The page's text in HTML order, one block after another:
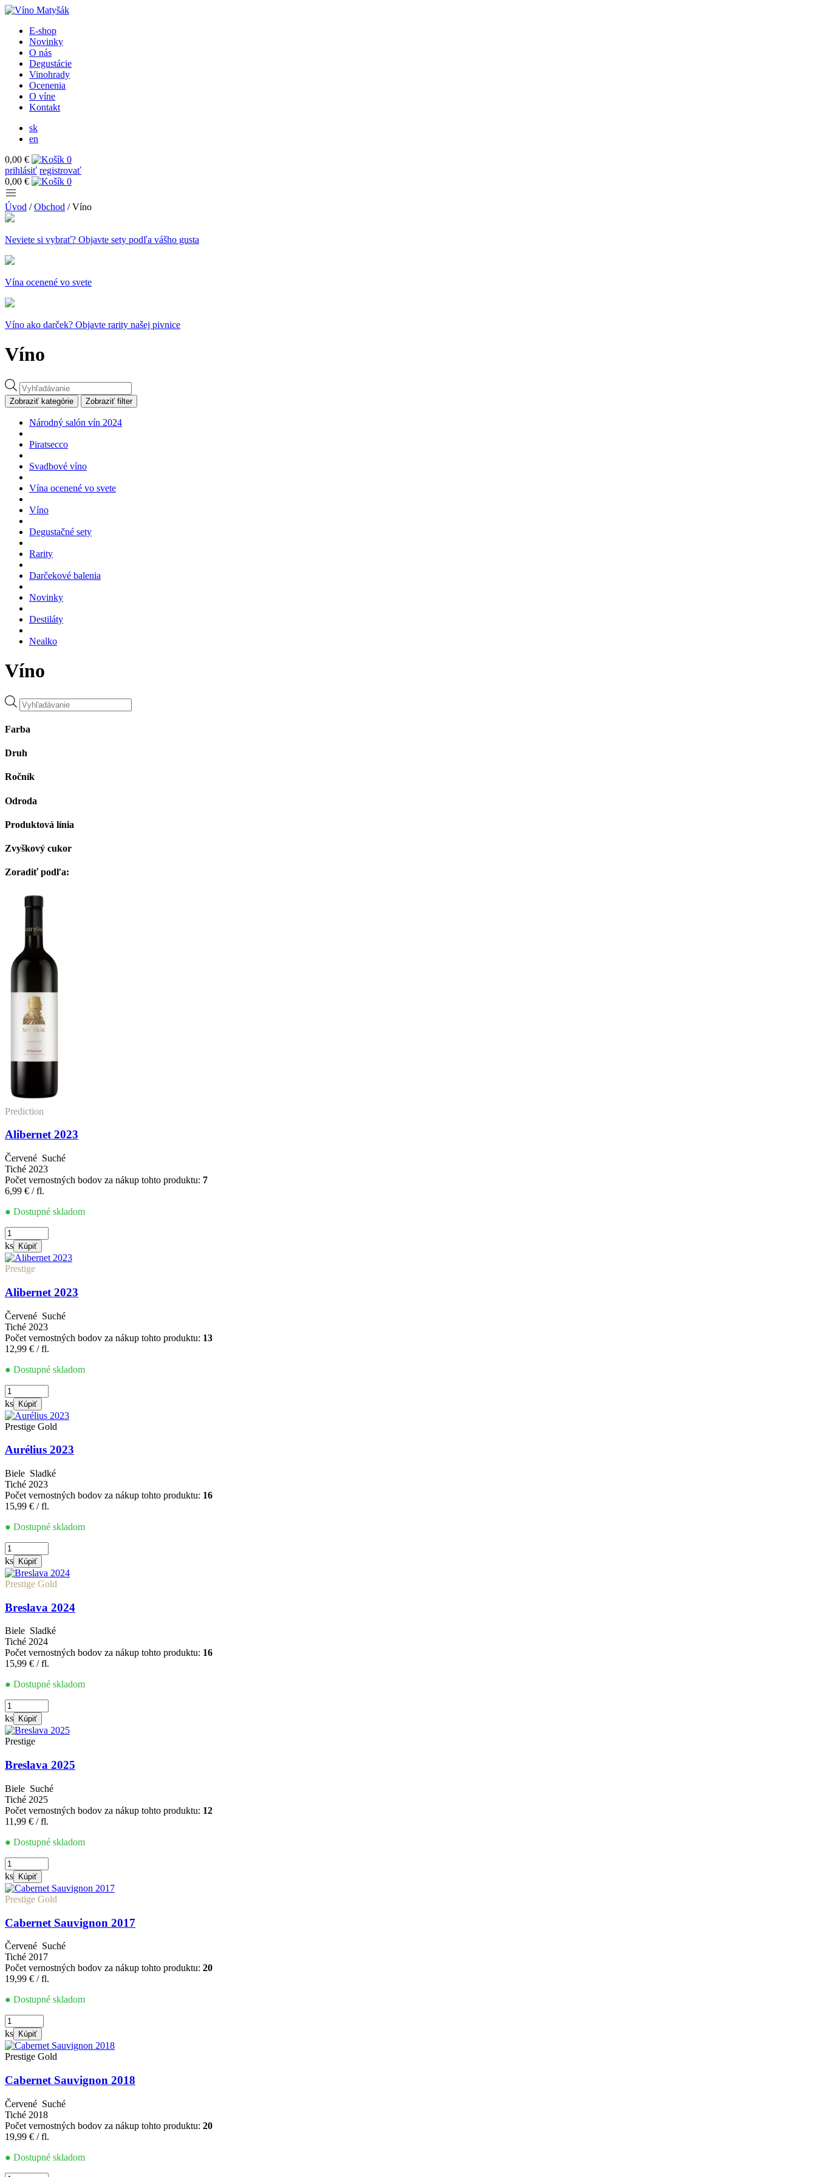
E-shop
Novinky
O nás
Degustácie
Vinohrady
Ocenenia
O víne
Kontakt
sk
en
0,00 €
0
prihlásiť registrovať
0,00 €
0
Úvod /Obchod /Víno
Neviete si vybrať? Objavte sety podľa vášho gusta
Vína ocenené vo svete
Víno ako darček? Objavte rarity našej pivnice
Víno
Products
search
Zobraziť kategórie Zobraziť filter
Národný salón vín 2024
Piratsecco
Svadbové víno
Vína ocenené vo svete
Víno
Degustačné sety
Rarity
Darčekové balenia
Novinky
Destiláty
Nealko
Víno
Products
search
Farba
Druh
Ročník
Odroda
Produktová línia
Zvyškový cukor
Zoradiť podľa:
Prediction
Alibernet 2023
Červené Suché
Tiché 2023
Počet vernostných bodov za nákup tohto produktu: 7
6,99 € / fl.
● Dostupné skladom
množstvo
Alibernet
2023
ks Kúpiť
Prestige
Alibernet 2023
Červené Suché
Tiché 2023
Počet vernostných bodov za nákup tohto produktu: 13
12,99 € / fl.
● Dostupné skladom
množstvo
Alibernet
2023
ks Kúpiť
Prestige Gold
Aurélius 2023
Biele Sladké
Tiché 2023
Počet vernostných bodov za nákup tohto produktu: 16
15,99 € / fl.
● Dostupné skladom
množstvo
Aurélius
2023
ks Kúpiť
Prestige Gold
Breslava 2024
Biele Sladké
Tiché 2024
Počet vernostných bodov za nákup tohto produktu: 16
15,99 € / fl.
● Dostupné skladom
množstvo
Breslava
2024
ks Kúpiť
Prestige
Breslava 2025
Biele Suché
Tiché 2025
Počet vernostných bodov za nákup tohto produktu: 12
11,99 € / fl.
● Dostupné skladom
množstvo
Breslava
2025
ks Kúpiť
Prestige Gold
Cabernet Sauvignon 2017
Červené Suché
Tiché 2017
Počet vernostných bodov za nákup tohto produktu: 20
19,99 € / fl.
● Dostupné skladom
množstvo
Cabernet
Sauvignon
2017
ks Kúpiť
Prestige Gold
Cabernet Sauvignon 2018
Červené Suché
Tiché 2018
Počet vernostných bodov za nákup tohto produktu: 20
19,99 € / fl.
● Dostupné skladom